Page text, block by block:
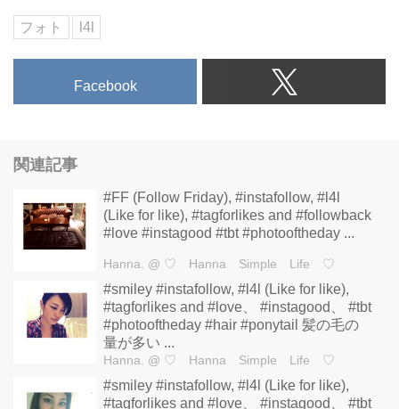
フォト l4l
Facebook
関連記事
#FF (Follow Friday), #instafollow, #l4l
(Like for like), #tagforlikes and #followback
#love #instagood #tbt #photooftheday ...
Hanna. @ ♡ Hanna Simple Life ♡
#smiley #instafollow, #l4l (Like for like),
#tagforlikes and #love、 #instagood、 #tbt
#photooftheday #hair #ponytail 髪の毛の
量が多い ...
Hanna. @ ♡ Hanna Simple Life ♡
#smiley #instafollow, #l4l (Like for like),
#tagforlikes and #love、 #instagood、 #tbt